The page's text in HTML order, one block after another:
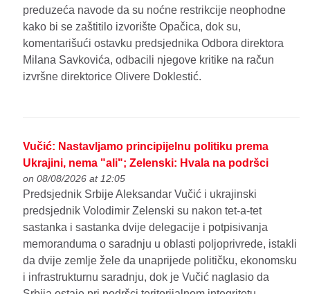
preduzeća navode da su noćne restrikcije neophodne
kako bi se zaštitilo izvorište Opačica, dok su,
komentarišući ostavku predsjednika Odbora direktora
Milana Savkovića, odbacili njegove kritike na račun
izvršne direktorice Olivere Doklestić.
Vučić: Nastavljamo principijelnu politiku prema
Ukrajini, nema "ali"; Zelenski: Hvala na podršci
on 08/08/2026 at 12:05
Predsjednik Srbije Aleksandar Vučić i ukrajinski
predsjednik Volodimir Zelenski su nakon tet-a-tet
sastanka i sastanka dvije delegacije i potpisivanja
memoranduma o saradnju u oblasti poljoprivrede, istakli
da dvije zemlje žele da unaprijede političku, ekonomsku
i infrastrukturnu saradnju, dok je Vučić naglasio da